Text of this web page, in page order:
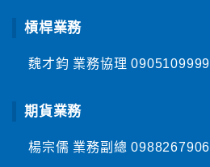
槓桿業務
魏才鈞 業務協理0905109999
期貨業務
楊宗儒 業務副總0988267906